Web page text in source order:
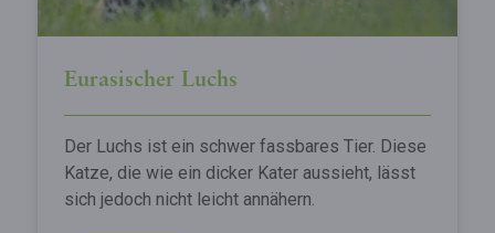
Eurasischer Luchs
Der Luchs ist ein schwer fassbares Tier. Diese
Katze, die wie ein dicker Kater aussieht, lässt
sich jedoch nicht leicht annähern.